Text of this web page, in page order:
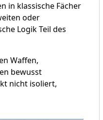
in klassische Fächer
oder
Logik Teil des
Waffen,
bewusst
nicht isoliert,